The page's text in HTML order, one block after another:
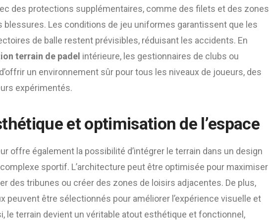
des protections supplémentaires, comme des filets et des zones
blessures. Les conditions de jeu uniformes garantissent que les
de balle restent prévisibles, réduisant les accidents. En
terrain de padel intérieure, les gestionnaires de clubs ou
un environnement sûr pour tous les niveaux de joueurs, des
expérimentés.
et optimisation de l’espace
offre également la possibilité d’intégrer le terrain dans un design
sportif. L’architecture peut être optimisée pour maximiser
des tribunes ou créer des zones de loisirs adjacentes. De plus,
peuvent être sélectionnés pour améliorer l’expérience visuelle et
le terrain devient un véritable atout esthétique et fonctionnel,